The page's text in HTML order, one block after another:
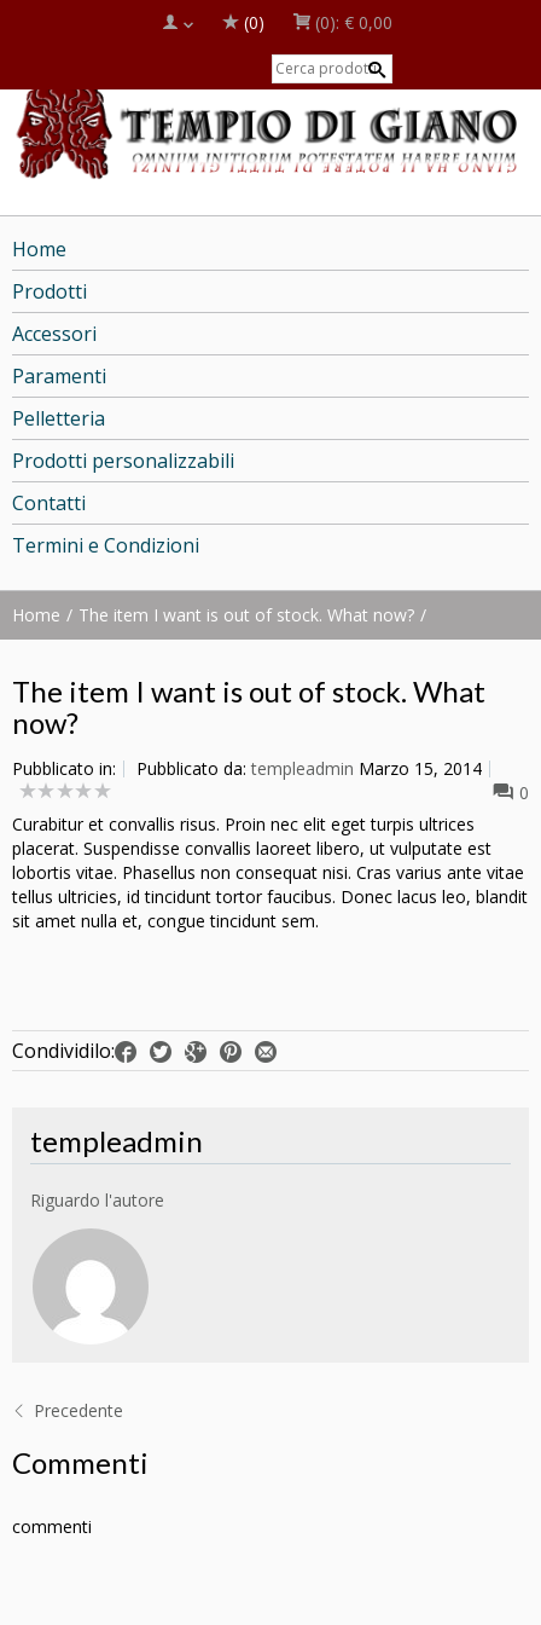
(0) (0): € 0,00
Home
Prodotti
Accessori
Paramenti
Pelletteria
Prodotti personalizzabili
Contatti
Termini e Condizioni
Home The item I want is out of stock. What now?
The item I want is out of stock. What
now?
Pubblicato in: Pubblicato da:templeadmin Marzo 15, 2014
0
Curabitur et convallis risus. Proin nec elit eget turpis ultrices
placerat. Suspendisse convallis laoreet libero, ut vulputate est
lobortis vitae. Phasellus non consequat nisi. Cras varius ante vitae
tellus ultricies, id tincidunt tortor faucibus. Donec lacus leo, blandit
sit amet nulla et, congue tincidunt sem.
Condividilo:
templeadmin
Riguardo l'autore
Precedente
Commenti
commenti